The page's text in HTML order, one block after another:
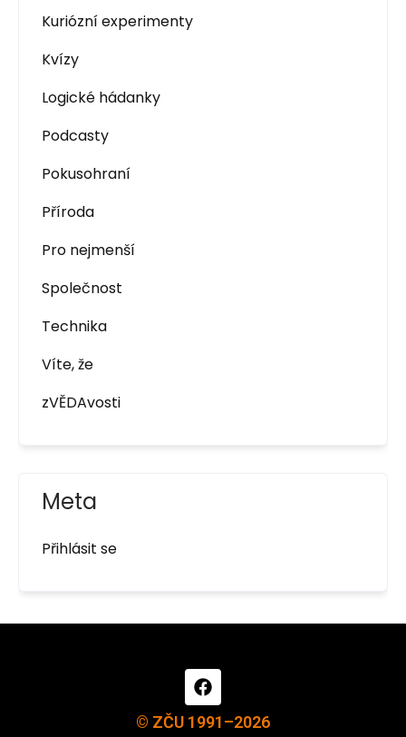
Kuriózní experimenty
Kvízy
Logické hádanky
Podcasty
Pokusohraní
Příroda
Pro nejmenší
Společnost
Technika
Víte, že
zVĚDAvosti
Meta
Přihlásit se
© ZČU 1991–2026